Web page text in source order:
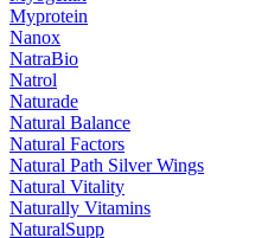
Myprotein
Nanox
NatraBio
Natrol
Naturade
Natural Balance
Natural Factors
Natural Path Silver Wings
Natural Vitality
Naturally Vitamins
NaturalSupp